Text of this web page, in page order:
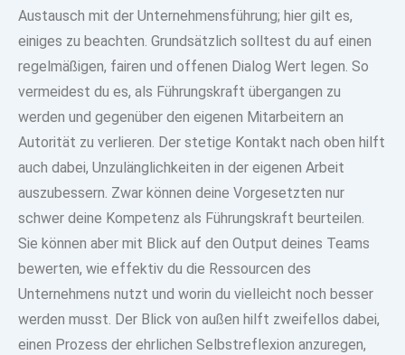
Austausch mit der Unternehmensführung; hier gilt es,
einiges zu beachten. Grundsätzlich solltest du auf einen
regelmäßigen, fairen und offenen Dialog Wert legen. So
vermeidest du es, als Führungskraft übergangen zu
werden und gegenüber den eigenen Mitarbeitern an
Autorität zu verlieren. Der stetige Kontakt nach oben hilft
auch dabei, Unzulänglichkeiten in der eigenen Arbeit
auszubessern. Zwar können deine Vorgesetzten nur
schwer deine Kompetenz als Führungskraft beurteilen.
Sie können aber mit Blick auf den Output deines Teams
bewerten, wie effektiv du die Ressourcen des
Unternehmens nutzt und worin du vielleicht noch besser
werden musst. Der Blick von außen hilft zweifellos dabei,
einen Prozess der ehrlichen Selbstreflexion anzuregen,